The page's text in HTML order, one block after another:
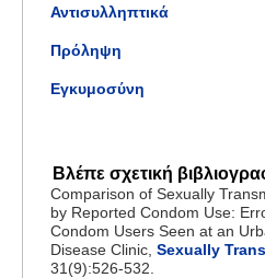
Αντισυλληπτικά
Πρόληψη
Εγκυμοσύνη
Βλέπε σχετική
Comparison of Sexually
by Reported Condom Use:
Condom Users Seen at an
Disease Clinic, Sexually
31(9):526-532.